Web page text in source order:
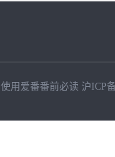
使用爱番番前必读 沪ICP